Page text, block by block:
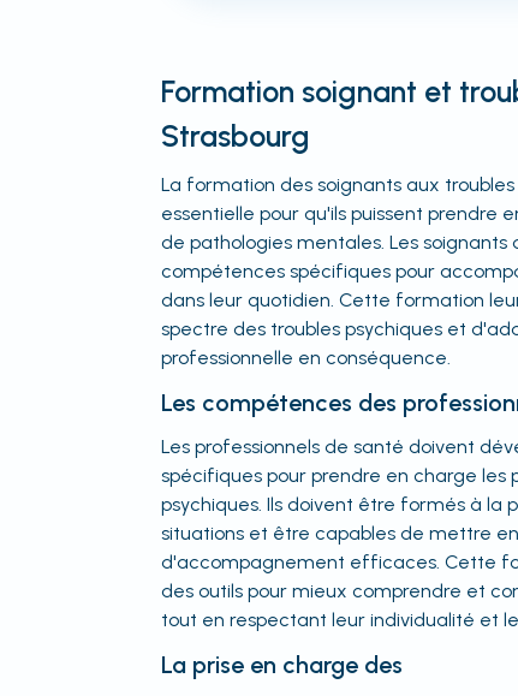
Formation soignant et
Strasbourg
La formation des soignants aux
essentielle pour qu'ils puissent prendre
de pathologies mentales. Les
compétences spécifiques pour
dans leur quotidien. Cette formation
spectre des troubles psychiques et
professionnelle en conséquence.
Les compétences des
Les professionnels de santé doivent
spécifiques pour prendre en charge les
psychiques. Ils doivent être formés à
situations et être capables de mettre
d'accompagnement efficaces. Cette
des outils pour mieux comprendre et
tout en respectant leur individualité et
La prise en charge des